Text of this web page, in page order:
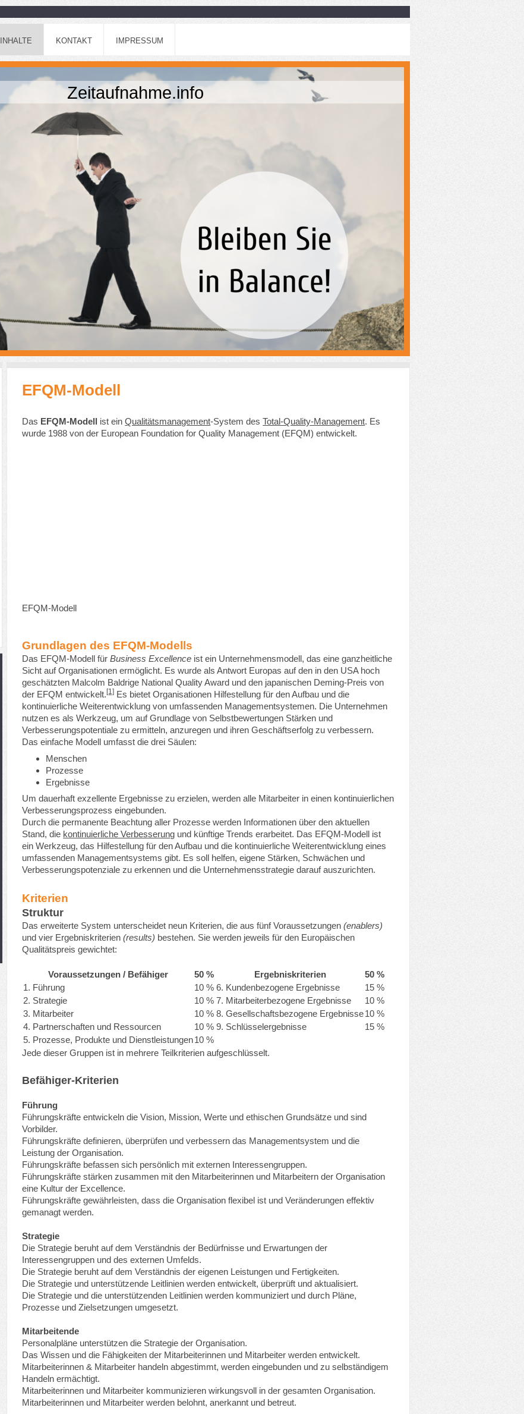
INHALTE KONTAKT IMPRESSUM
Zeitaufnahme.info
EFQM-Modell
Das EFQM-Modell ist einQualitätsmanagement-System desTotal-Quality-Management. Es
wurde 1988 von der European Foundation for Quality Management (EFQM) entwickelt.
EFQM-Modell
Grundlagen des EFQM-Modells
Das EFQM-Modell fürBusiness Excellence ist ein Unternehmensmodell, das eine ganzheitliche
Sicht auf Organisationen ermöglicht. Es wurde als Antwort Europas auf den in den USA hoch
geschätzten Malcolm Baldrige National Quality Award und den japanischen Deming-Preis von
der EFQM entwickelt.[1] Es bietet Organisationen Hilfestellung für den Aufbau und die
kontinuierliche Weiterentwicklung von umfassenden Managementsystemen. Die Unternehmen
nutzen es als Werkzeug, um auf Grundlage von Selbstbewertungen Stärken und
Verbesserungspotentiale zu ermitteln, anzuregen und ihren Geschäftserfolg zu verbessern.
Das einfache Modell umfasst die drei Säulen:
Menschen
Prozesse
Ergebnisse
Um dauerhaft exzellente Ergebnisse zu erzielen, werden alle Mitarbeiter in einen kontinuierlichen
Verbesserungsprozess eingebunden.
Durch die permanente Beachtung aller Prozesse werden Informationen über den aktuellen
Stand, die kontinuierliche Verbesserung und künftige Trends erarbeitet. Das EFQM-Modell ist
ein Werkzeug, das Hilfestellung für den Aufbau und die kontinuierliche Weiterentwicklung eines
umfassenden Managementsystems gibt. Es soll helfen, eigene Stärken, Schwächen und
Verbesserungspotenziale zu erkennen und die Unternehmensstrategie darauf auszurichten.
Kriterien
Struktur
Das erweiterte System unterscheidet neun Kriterien, die aus fünf Voraussetzungen(enablers)
und vier Ergebniskriterien(results) bestehen. Sie werden jeweils für den Europäischen
Qualitätspreis gewichtet:
Voraussetzungen / Befähiger
50 %
1. Führung
10 %
2. Strategie
10 %
3. Mitarbeiter
10 %
4. Partnerschaften und Ressourcen
10 %
5. Prozesse, Produkte und Dienstleistungen10 %
Ergebniskriterien
50 %
6. Kundenbezogene Ergebnisse
15 %
7. Mitarbeiterbezogene Ergebnisse
10 %
8. Gesellschaftsbezogene Ergebnisse10 %
9. Schlüsselergebnisse
15 %
Jede dieser Gruppen ist in mehrere Teilkriterien aufgeschlüsselt.
Befähiger-Kriterien
Führung
Führungskräfte entwickeln die Vision, Mission, Werte und ethischen Grundsätze und sind
Vorbilder.
Führungskräfte definieren, überprüfen und verbessern das Managementsystem und die
Leistung der Organisation.
Führungskräfte befassen sich persönlich mit externen Interessengruppen.
Führungskräfte stärken zusammen mit den Mitarbeiterinnen und Mitarbeitern der Organisation
eine Kultur der Excellence.
Führungskräfte gewährleisten, dass die Organisation flexibel ist und Veränderungen effektiv
gemanagt werden.
Strategie
Die Strategie beruht auf dem Verständnis der Bedürfnisse und Erwartungen der
Interessengruppen und des externen Umfelds.
Die Strategie beruht auf dem Verständnis der eigenen Leistungen und Fertigkeiten.
Die Strategie und unterstützende Leitlinien werden entwickelt, überprüft und aktualisiert.
Die Strategie und die unterstützenden Leitlinien werden kommuniziert und durch Pläne,
Prozesse und Zielsetzungen umgesetzt.
Mitarbeitende
Personalpläne unterstützen die Strategie der Organisation.
Das Wissen und die Fähigkeiten der Mitarbeiterinnen und Mitarbeiter werden entwickelt.
Mitarbeiterinnen & Mitarbeiter handeln abgestimmt, werden eingebunden und zu selbständigem
Handeln ermächtigt.
Mitarbeiterinnen und Mitarbeiter kommunizieren wirkungsvoll in der gesamten Organisation.
Mitarbeiterinnen und Mitarbeiter werden belohnt, anerkannt und betreut.